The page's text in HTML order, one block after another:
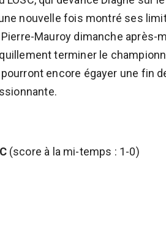
nouvelle fois montré ses
Mauroy dimanche après-
terminer le
encore égayer une fin
(score à la mi-temps : 1-0)